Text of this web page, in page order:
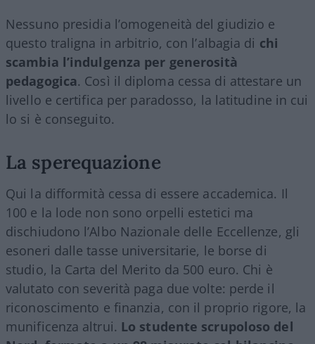
Nessuno presidia l’omogeneità del giudizio e
questo traligna in arbitrio, con l’albagia di chi
scambia l’indulgenza per generosità
pedagogica. Così il diploma cessa di attestare un
livello e certifica per paradosso, la latitudine in cui
lo si è conseguito.
La sperequazione
Qui la difformità cessa di essere accademica. Il
100 e la lode non sono orpelli estetici ma
dischiudono l’Albo Nazionale delle Eccellenze, gli
esoneri dalle tasse universitarie, le borse di
studio, la Carta del Merito da 500 euro. Chi è
valutato con severità paga due volte: perde il
riconoscimento e finanzia, con il proprio rigore, la
munificenza altrui. Lo studente scrupoloso del